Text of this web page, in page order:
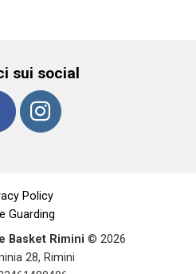
sui social
Policy
Guarding
Basket Rimini © 2026
28, Rimini